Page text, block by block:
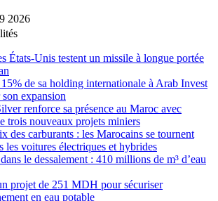
2026
États-Unis testent un missile à longue portée
de sa holding internationale à Arab Invest
expansion
renforce sa présence au Maroc avec
trois nouveaux projets miniers
des carburants : les Marocains se tournent
les voitures électriques et hybrides
le dessalement : 410 millions de m³ d’eau
projet de 251 MDH pour sécuriser
en eau potable